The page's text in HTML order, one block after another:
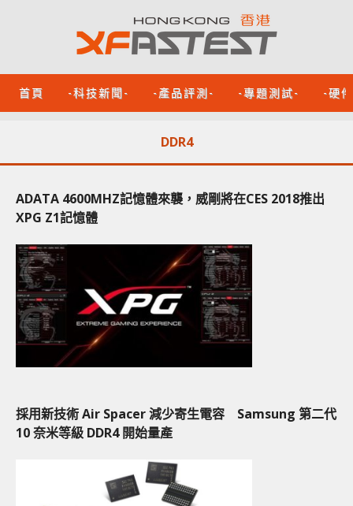
首頁 -科技新聞- -產品評測- -專題測試- -硬
DDR4
ADATA 4600MHZ記憶體來襲，威剛將在CES 2018推出
XPG Z1記憶體
採用新技術 Air Spacer 減少寄生電容 Samsung 第二代
10 奈米等級 DDR4 開始量產